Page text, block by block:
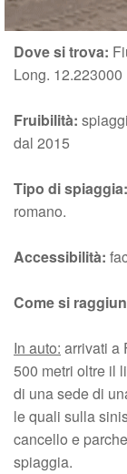
Dove si trova:
Long. 12.223000
Fruibilità:
dal 2015
Tipo di spiaggia:
romano.
Accessibilità:
Come si
In auto: arrivati a
500 metri oltre il
di una sede di
le quali sulla
cancello e
spiaggia.